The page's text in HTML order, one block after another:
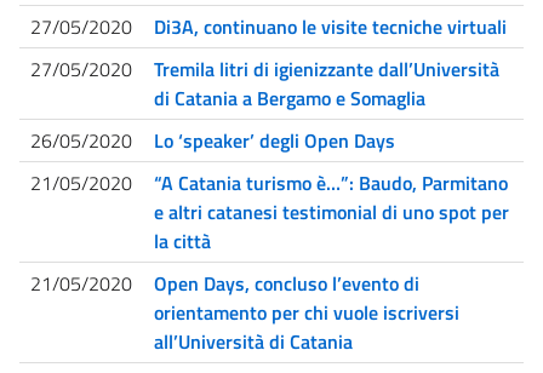
27/05/2020
Di3A, continuano le visite tecniche virtuali
27/05/2020
Tremila litri di igienizzante dall’Università
di Catania a Bergamo e Somaglia
26/05/2020
Lo ‘speaker’ degli Open Days
21/05/2020
“A Catania turismo è…”: Baudo, Parmitano
e altri catanesi testimonial di uno spot per
la città
21/05/2020
Open Days, concluso l’evento di
orientamento per chi vuole iscriversi
all’Università di Catania